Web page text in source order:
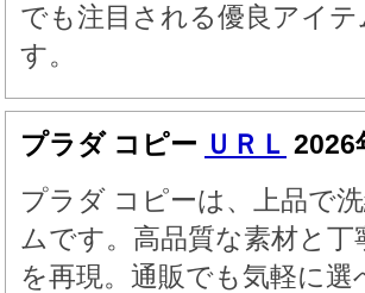
でも注目される優良アイ
す。
プラダ コピー ＵＲＬ 2026
プラダ コピーは、上品で
ムです。高品質な素材と
を再現。通販でも気軽に